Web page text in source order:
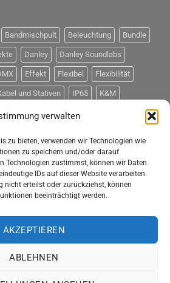
verwalten
zu bieten, verwenden wir Technologien wie
zu speichern und/oder darauf
Technologien zustimmst, können wir Daten
IDs auf dieser Website verarbeiten.
nicht erteilst oder zurückziehst, können
beeinträchtigt werden.
AKZEPTIEREN
ABLEHNEN
Bandmischpult Beleuchtung Bundle
Danley Danley Soundlabs
Effekt Flexibel Flexibilität
und Stativen IP65 K&M
Mirror Mischpult
Professionell professionelle Beschallung
SDI Sennheiser Shure
Synergy Horn Veranstaltungen
Preise inkl. 19% MwSt.